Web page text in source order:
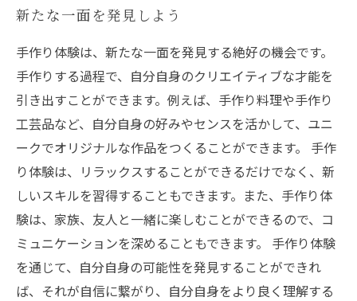
新たな一面を発見しよう
手作り体験は、新たな一面を発見する絶好の機会です。
手作りする過程で、自分自身のクリエイティブな才能を
引き出すことができます。例えば、手作り料理や手作り
工芸品など、自分自身の好みやセンスを活かして、ユニ
ークでオリジナルな作品をつくることができます。 手作
り体験は、リラックスすることができるだけでなく、新
しいスキルを習得することもできます。また、手作り体
験は、家族、友人と一緒に楽しむことができるので、コ
ミュニケーションを深めることもできます。 手作り体験
を通じて、自分自身の可能性を発見することができれ
ば、それが自信に繋がり、自分自身をより良く理解する